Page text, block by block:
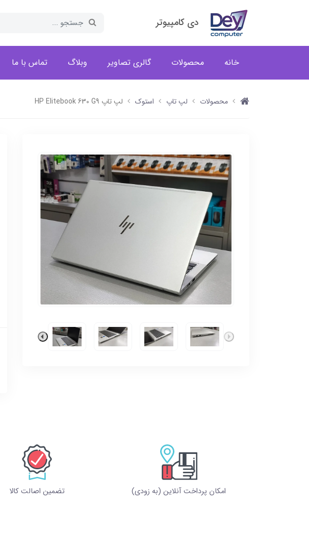
دی کامپیوتر
خانه محصولات گالری تصاویر وبلاگ تماس با ما
محصولات لپ تاپ استوک لپ تاپ HP Elitebook 630 G9
امکان پرداخت آنلاین (به زودی) تضمین اصالت کالا